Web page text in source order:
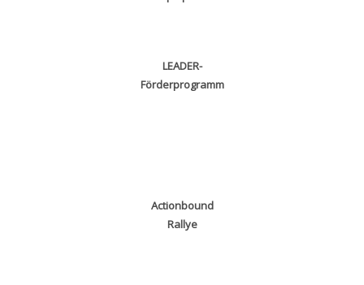
LEADER-
Förderprogramm
Actionbound
Rallye